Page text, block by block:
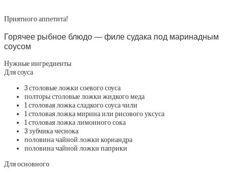
Приятного аппетита!
Горячее рыбное блюдо — филе судака под маринадным
соусом
Нужные ингредиенты
Для соуса
3 столовые ложки соевого соуса
полторы столовые ложки жидкого меда
1 столовая ложка сладкого соуса чили
1 столовая ложка мирина или рисового уксуса
1 столовая ложка лимонного сока
3 зубчика чеснока
половина чайной ложки кориандра
половина чайной ложки паприки
Для основного